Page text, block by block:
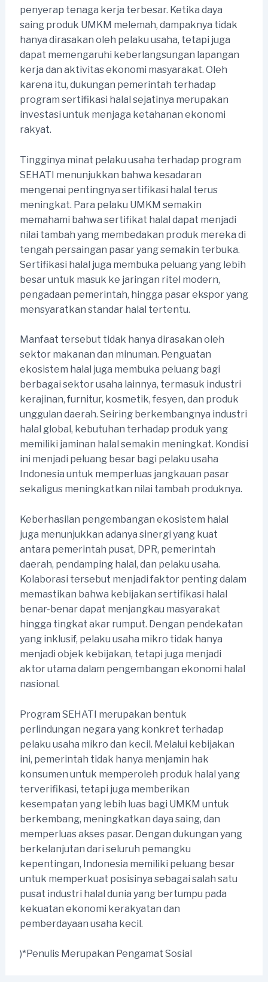
penyerap tenaga kerja terbesar. Ketika daya
saing produk UMKM melemah, dampaknya tidak
hanya dirasakan oleh pelaku usaha, tetapi juga
dapat memengaruhi keberlangsungan lapangan
kerja dan aktivitas ekonomi masyarakat. Oleh
karena itu, dukungan pemerintah terhadap
program sertifikasi halal sejatinya merupakan
investasi untuk menjaga ketahanan ekonomi
rakyat.
Tingginya minat pelaku usaha terhadap program
SEHATI menunjukkan bahwa kesadaran
mengenai pentingnya sertifikasi halal terus
meningkat. Para pelaku UMKM semakin
memahami bahwa sertifikat halal dapat menjadi
nilai tambah yang membedakan produk mereka di
tengah persaingan pasar yang semakin terbuka.
Sertifikasi halal juga membuka peluang yang lebih
besar untuk masuk ke jaringan ritel modern,
pengadaan pemerintah, hingga pasar ekspor yang
mensyaratkan standar halal tertentu.
Manfaat tersebut tidak hanya dirasakan oleh
sektor makanan dan minuman. Penguatan
ekosistem halal juga membuka peluang bagi
berbagai sektor usaha lainnya, termasuk industri
kerajinan, furnitur, kosmetik, fesyen, dan produk
unggulan daerah. Seiring berkembangnya industri
halal global, kebutuhan terhadap produk yang
memiliki jaminan halal semakin meningkat. Kondisi
ini menjadi peluang besar bagi pelaku usaha
Indonesia untuk memperluas jangkauan pasar
sekaligus meningkatkan nilai tambah produknya.
Keberhasilan pengembangan ekosistem halal
juga menunjukkan adanya sinergi yang kuat
antara pemerintah pusat, DPR, pemerintah
daerah, pendamping halal, dan pelaku usaha.
Kolaborasi tersebut menjadi faktor penting dalam
memastikan bahwa kebijakan sertifikasi halal
benar-benar dapat menjangkau masyarakat
hingga tingkat akar rumput. Dengan pendekatan
yang inklusif, pelaku usaha mikro tidak hanya
menjadi objek kebijakan, tetapi juga menjadi
aktor utama dalam pengembangan ekonomi halal
nasional.
Program SEHATI merupakan bentuk
perlindungan negara yang konkret terhadap
pelaku usaha mikro dan kecil. Melalui kebijakan
ini, pemerintah tidak hanya menjamin hak
konsumen untuk memperoleh produk halal yang
terverifikasi, tetapi juga memberikan
kesempatan yang lebih luas bagi UMKM untuk
berkembang, meningkatkan daya saing, dan
memperluas akses pasar. Dengan dukungan yang
berkelanjutan dari seluruh pemangku
kepentingan, Indonesia memiliki peluang besar
untuk memperkuat posisinya sebagai salah satu
pusat industri halal dunia yang bertumpu pada
kekuatan ekonomi kerakyatan dan
pemberdayaan usaha kecil.
)*Penulis Merupakan Pengamat Sosial